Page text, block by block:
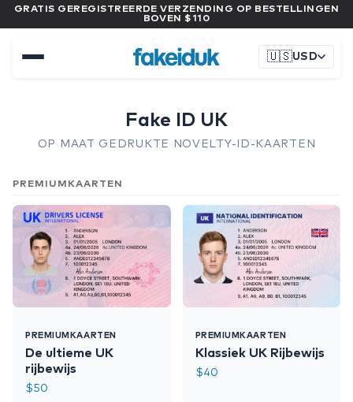
GRATIS GEREGISTREERDE VERZENDING OP BESTELLINGEN
BOVEN $110
🇺🇸USD
Fake ID UK
OP MAAT GEDRUKTE NOVELTY-ID-KAARTEN
PREMIUMKAARTEN
PREMIUMKAARTEN
De ultieme UK
rijbewijs
$50
PREMIUMKAARTEN
Klassiek UK Rijbewijs
$40